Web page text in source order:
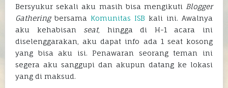
Bersyukur sekali aku masih bisa mengikuti Blogger
Gatheringbersama Komunitas ISB kali ini. Awalnya
aku kehabisan seat, hingga di H-1 acara ini
diselenggarakan, aku dapat info ada 1 seat kosong
yang bisa aku isi. Penawaran seorang teman ini
segera aku sanggupi dan akupun datang ke lokasi
yang di maksud.